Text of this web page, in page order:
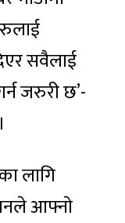
सवैलाई
जरुरी छ’-
लागि
आफ्नाे